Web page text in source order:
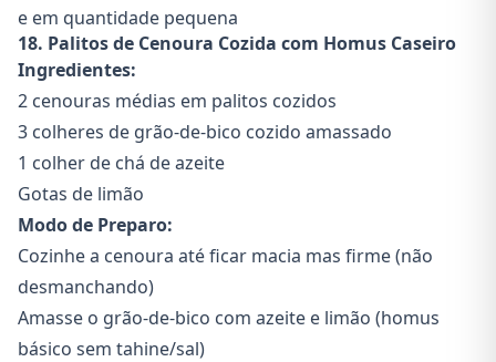
e em quantidade pequena
18. Palitos de Cenoura Cozida com Homus Caseiro
Ingredientes:
2 cenouras médias em palitos cozidos
3 colheres de grão-de-bico cozido amassado
1 colher de chá de azeite
Gotas de limão
Modo de Preparo:
Cozinhe a cenoura até ficar macia mas firme (não
desmanchando)
Amasse o grão-de-bico com azeite e limão (homus
básico sem tahine/sal)